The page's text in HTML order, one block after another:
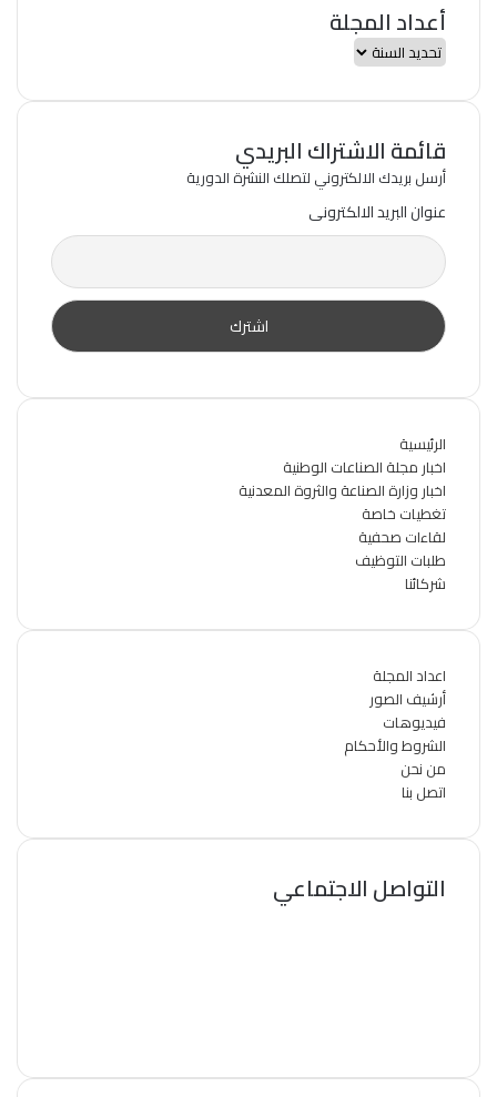
أعداد المجلة
قائمة الاشتراك البريدي
أرسل بريدك الالكتروني لتصلك النشرة الدورية
عنوان البريد الالكترونى
الرئيسية
اخبار مجلة الصناعات الوطنية
اخبار وزارة الصناعة والثروة المعدنية
تغطيات خاصة
لقاءات صحفية
طلبات التوظيف
شركائنا
اعداد المجلة
أرشيف الصور
فيديوهات
الشروط والأحكام
من نحن
اتصل بنا
التواصل الاجتماعي